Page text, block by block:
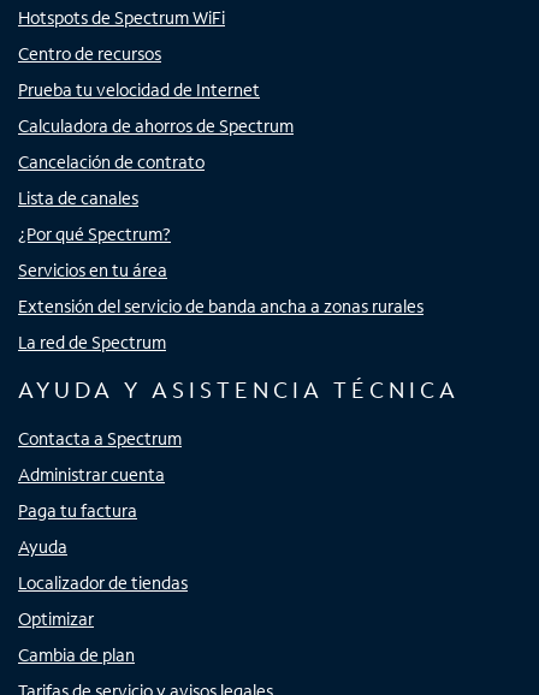
Hotspots de Spectrum WiFi
Centro de recursos
Prueba tu velocidad de Internet
Calculadora de ahorros de Spectrum
Cancelación de contrato
Lista de canales
¿Por qué Spectrum?
Servicios en tu área
Extensión del servicio de banda ancha a zonas rurales
La red de Spectrum
AYUDA Y ASISTENCIA TÉCNICA
Contacta a Spectrum
Administrar cuenta
Paga tu factura
Ayuda
Localizador de tiendas
Optimizar
Cambia de plan